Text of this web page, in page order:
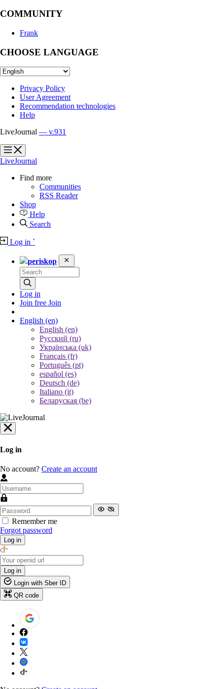
COMMUNITY
Frank
CHOOSE LANGUAGE
Privacy Policy
User Agreement
Recommendation technologies
Help
LiveJournal — v.931
?
?
LiveJournal
Find more
Communities
RSS Reader
Shop
Help
Search
Log in `
periskop
Log in
Join free Join
English (en)
English (en)
Русский (ru)
Українська (uk)
Français (fr)
Português (pt)
español (es)
Deutsch (de)
Italiano (it)
Беларуская (be)
Log in
No account? Create an account
Remember me
Forgot password
Log in
Log in
Login with Sber ID
QR code